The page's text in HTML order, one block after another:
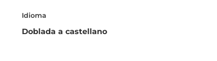
Idioma
Doblada a castellano